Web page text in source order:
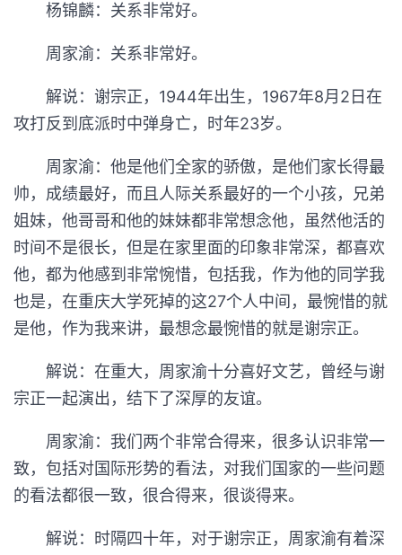
杨锦麟：关系非常好。
周家渝：关系非常好。
解说：谢宗正，1944年出生，1967年8月2日在
攻打反到底派时中弹身亡，时年23岁。
周家渝：他是他们全家的骄傲，是他们家长得最
帅，成绩最好，而且人际关系最好的一个小孩，兄弟
姐妹，他哥哥和他的妹妹都非常想念他，虽然他活的
时间不是很长，但是在家里面的印象非常深，都喜欢
他，都为他感到非常惋惜，包括我，作为他的同学我
也是，在重庆大学死掉的这27个人中间，最惋惜的就
是他，作为我来讲，最想念最惋惜的就是谢宗正。
解说：在重大，周家渝十分喜好文艺，曾经与谢
宗正一起演出，结下了深厚的友谊。
周家渝：我们两个非常合得来，很多认识非常一
致，包括对国际形势的看法，对我们国家的一些问题
的看法都很一致，很合得来，很谈得来。
解说：时隔四十年，对于谢宗正，周家渝有着深